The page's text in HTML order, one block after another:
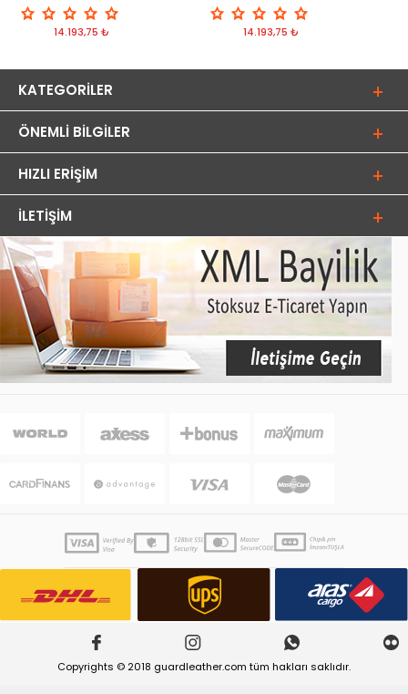
14.193,75 ₺ 14.193,75 ₺
KATEGORILER
ÖNEMLI BILGILER
HIZLI ERIŞIM
İLETIŞIM
Copyrights © 2018 guardleather.com tüm hakları saklıdır.